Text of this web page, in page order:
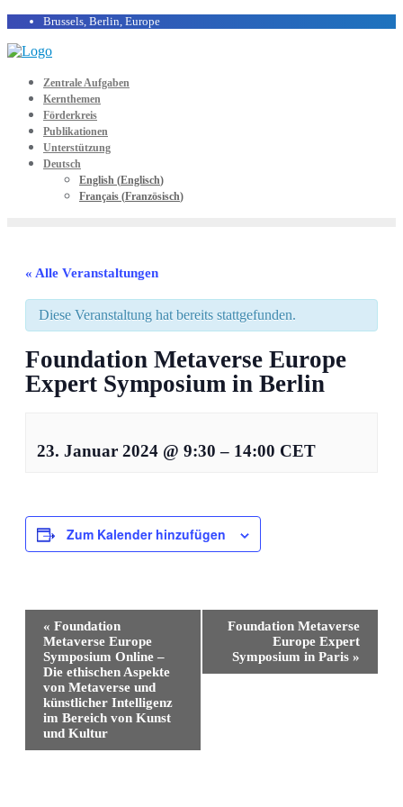
Brussels, Berlin, Europe
Zentrale Aufgaben
Kernthemen
Förderkreis
Publikationen
Unterstützung
Deutsch
English (Englisch)
Français (Französisch)
« Alle Veranstaltungen
Diese Veranstaltung hat bereits stattgefunden.
Foundation Metaverse Europe
Expert Symposium in Berlin
23. Januar 2024 @ 9:30– 14:00 CET
Zum Kalender hinzufügen
Veranstaltung-
Navigation
« Foundation
Metaverse Europe
Symposium Online –
Die ethischen Aspekte
von Metaverse und
künstlicher Intelligenz
im Bereich von Kunst
und Kultur
Foundation Metaverse
Europe Expert
Symposium in Paris »